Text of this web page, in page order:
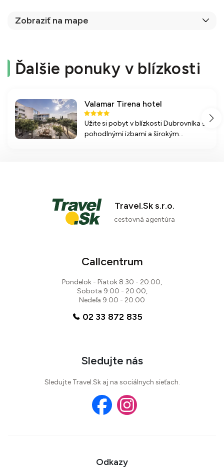
Zobraziť na mape
Ďalšie ponuky v blízkosti
Valamar Tirena hotel
Užite si pobyt v blízkosti Dubrovníka s
pohodlnými izbami a širokým
Travel.Sk s.r.o.
cestovná agentúra
Callcentrum
Pondelok - Piatok 8:30 - 20:00,
Sobota 9:00 - 20:00,
Nedeľa 9:00 - 20:00
02 33 872 835
Sledujte nás
Sledujte Travel.Sk aj na sociálnych sieťach.